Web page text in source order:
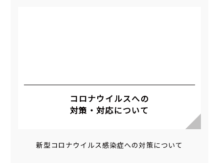
コロナウイルスへの
対策・対応について
新型コロナウイルス感染症への対策について